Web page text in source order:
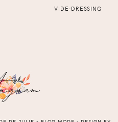
VIDE-DRESSING